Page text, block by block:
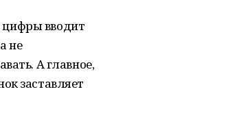
цифры вводит
не
А главное,
заставляет